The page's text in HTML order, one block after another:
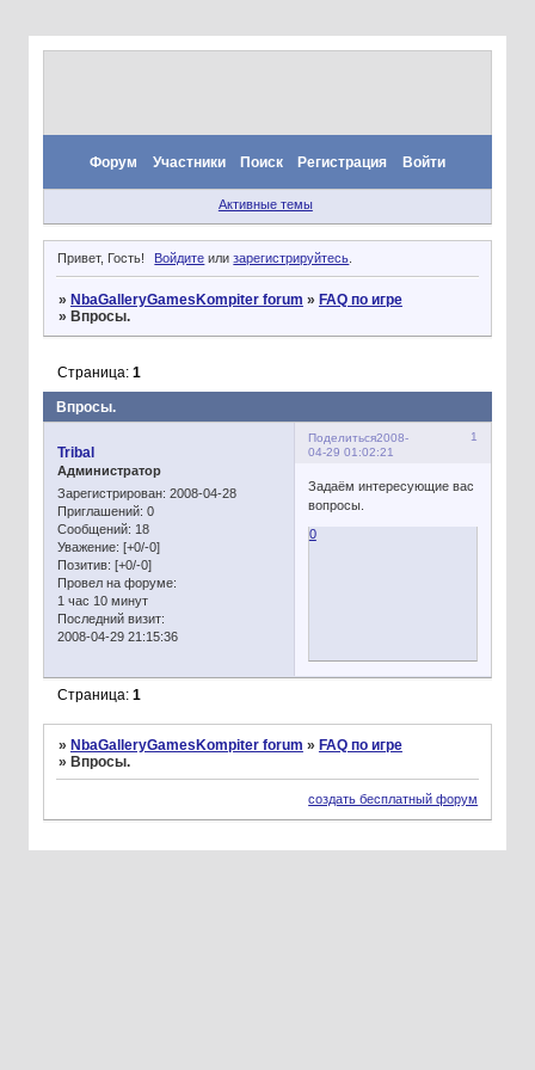
Форум Участники Поиск Регистрация Войти
Активные темы
Привет, Гость! Войдите илизарегистрируйтесь.
» NbaGalleryGamesKompiter forum » FAQ по игре
» Впросы.
Впросы.
Страница: 1
Поделиться 1
2008-
04-29 01:02:21
Tribal
Администратор
Зарегистрирован: 2008-04-28
Приглашений: 0
Сообщений: 18
Уважение: [+0/-0]
Позитив: [+0/-0]
Провел на форуме:
1 час 10 минут
Последний визит:
2008-04-29 21:15:36
Задаём интересующие вас
вопросы.
0
Страница: 1
» NbaGalleryGamesKompiter forum » FAQ по игре
» Впросы.
создать бесплатный форум